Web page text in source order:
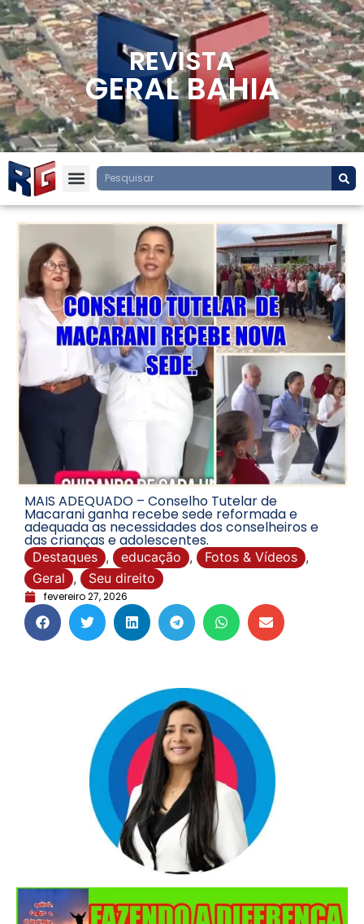
REVISTA
GERAL BAHIA
MAIS ADEQUADO – Conselho Tutelar de
Macarani ganha recebe sede reformada e
adequada as necessidades dos conselheiros e
das crianças e adolescentes.
Destaques , educação , Fotos & Vídeos ,
Geral , Seu direito
fevereiro 27, 2026